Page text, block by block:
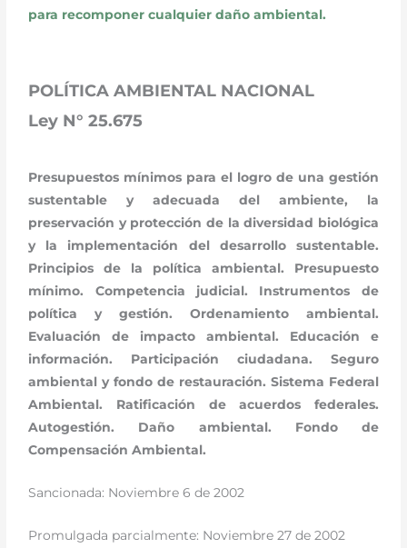
para recomponer cualquier daño ambiental.
POLÍTICA AMBIENTAL NACIONAL
Ley N° 25.675
Presupuestos mínimos para el logro de una gestión
sustentable y adecuada del ambiente, la
preservación y protección de la diversidad biológica
y la implementación del desarrollo sustentable.
Principios de la política ambiental. Presupuesto
mínimo. Competencia judicial. Instrumentos de
política y gestión. Ordenamiento ambiental.
Evaluación de impacto ambiental. Educación e
información. Participación ciudadana. Seguro
ambiental y fondo de restauración. Sistema Federal
Ambiental. Ratificación de acuerdos federales.
Autogestión. Daño ambiental. Fondo de
Compensación Ambiental.
Sancionada: Noviembre 6 de 2002
Promulgada parcialmente: Noviembre 27 de 2002